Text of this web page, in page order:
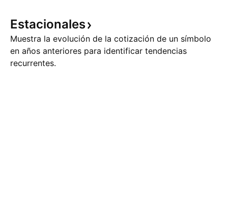
Estacionales
Muestra la evolución de la cotización de un símbolo
en años anteriores para identificar tendencias
recurrentes.